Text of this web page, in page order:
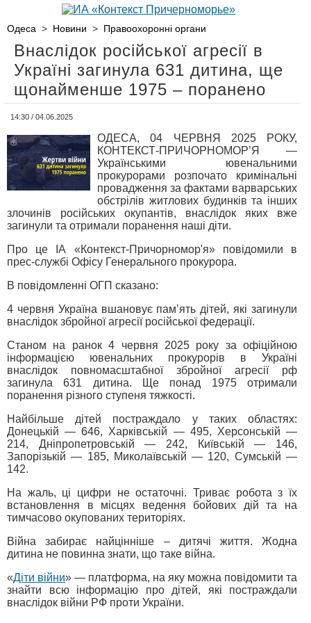
Одеса > Новини > Правоохоронні органи
Внаслідок російської агресії в
Україні загинула 631 дитина, ще
щонайменше 1975 – поранено
14:30 / 04.06.2025
ОДЕСА, 04 ЧЕРВНЯ 2025 РОКУ,
КОНТЕКСТ-ПРИЧОРНОМОР’Я —
Українськими ювенальними
прокурорами розпочато кримінальні
провадження за фактами варварських
обстрілів житлових будинків та інших
злочинів російських окупантів, внаслідок яких вже
загинули та отримали поранення наші діти.
Про це ІА «Контекст-Причорномор'я» повідомили в
прес-службі Офісу Генерального прокурора.
В повідомленні ОГП сказано:
4 червня Україна вшановує памʼять дітей, які загинули
внаслідок збройної агресії російської федерації.
Станом на ранок 4 червня 2025 року за офіційною
інформацією ювенальних прокурорів в Україні
внаслідок повномасштабної збройної агресії рф
загинула 631 дитина. Ще понад 1975 отримали
поранення різного ступеня тяжкості.
Найбільше дітей постраждало у таких областях:
Донецькій — 646, Харківській — 495, Херсонській —
214, Дніпропетровській — 242, Київській — 146,
Запорізькій — 185, Миколаївській — 120, Сумській —
142.
На жаль, ці цифри не остаточні. Триває робота з їх
встановлення в місцях ведення бойових дій та на
тимчасово окупованих територіях.
Війна забирає найцінніше – дитячі життя. Жодна
дитина не повинна знати, що таке війна.
«Діти війни» — платформа, на яку можна повідомити та
знайти всю інформацію про дітей, які постраждали
внаслідок війни РФ проти України.